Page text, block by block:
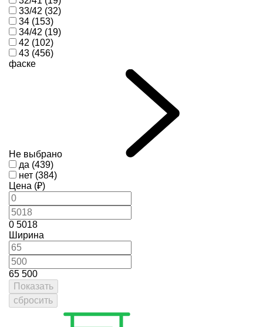
33/42 (32)
34 (153)
34/42 (19)
42 (102)
43 (456)
фаске
Не выбрано
да (439)
нет (384)
Цена (₽)
0 5018
Ширина
65 500
Показать
сбросить